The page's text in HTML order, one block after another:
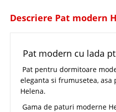
Descriere Pat modern
Pat modern cu lada
Pat pentru dormitoare
eleganta si frumusetea, asa
Helena.
Gama de paturi moderne